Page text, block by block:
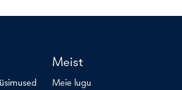
Meist
Meie lugu